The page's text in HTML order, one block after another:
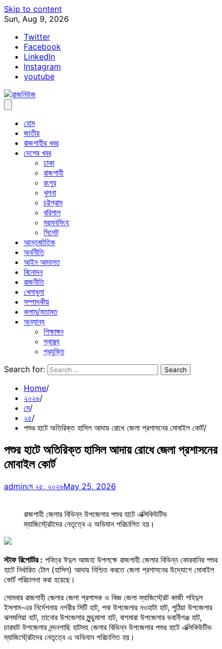
Skip to content
Sun, Aug 9, 2026
Twitter
Facebook
LinkedIn
Instagram
youtube
হোম
জাতীয়
রাজশাহীর খবর
দেশের খবর
ঢাকা
রাজশাহী
রংপুর
খুলনা
চট্টগ্রাম
বরিশাল
ময়মনসিংহ
সিলেট
আন্তর্জাতিক
অর্থনীতি
আইন আদালত
বিনোদন
রাজনীতি
খেলাধুলা
সম্পাদকীয়
কলাম/মতামত
অন্যান্য
শিক্ষাঙ্গন
স্বাস্থ্য
প্রযুক্তি
Search for:
Home
২০২৬
মে
২৫
পশুর হাটে অতিরিক্ত হাসিল আদায় রোধে জেলা প্রশাসনের মোবাইল কোর্ট
পশুর হাটে অতিরিক্ত হাসিল আদায় রোধে জেলা প্রশাসনের
মোবাইল কোর্ট
adminমে ২৫, ২০২৬May 25, 2026
রাজশাহী জেলার বিভিন্ন উপজেলার পশুর হাটে এক্সিকিউটিভ
ম্যাজিস্ট্রেটদের নেতৃত্বে এ অভিযান পরিচালিত হয়।
স্টাফ রিপোর্টার : পবিত্র ঈদুল আজহা উপলক্ষে রাজশাহী জেলার বিভিন্ন কোরবানির পশুর
হাটে নির্ধারিত টোল (হাসিল) আদায় নিশ্চিত করতে জেলা প্রশাসনের উদ্যোগে মোবাইল
কোর্ট পরিচালনা করা হয়েছে।
সোমবার রাজশাহী জেলার জেলা প্রশাসক ও বিজ্ঞ জেলা ম্যাজিস্ট্রেট কাজী শহিদুল
ইসলাম-এর নির্দেশনায় নগরীর সিটি হাট, পবা উপজেলার নওহাটা হাট, পুঠিয়া উপজেলার
ঝলমলিয়া হাট, তানোর উপজেলার মুন্ডুমালা হাট, বাগমারা উপজেলার ভবানীগঞ্জ হাট,
চারঘাট উপজেলার নন্দনগাছি হাটসহ জেলার বিভিন্ন উপজেলার পশুর হাটে এক্সিকিউটিভ
ম্যাজিস্ট্রেটদের নেতৃত্বে এ অভিযান পরিচালিত হয়।